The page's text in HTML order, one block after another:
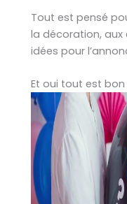
Tout est pensé
la décoration,
idées pour
Et oui tout est